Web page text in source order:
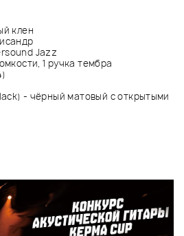
клен
Jazz
1 ручка тембра
- чёрный матовый с открытыми